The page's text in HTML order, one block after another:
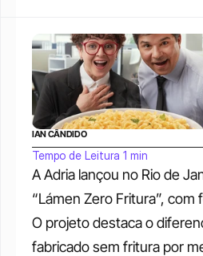
A Adria lançou no Rio de
“Lámen Zero Fritura”, com
O projeto destaca o
fabricado sem fritura por
IAN CÂNDIDO
Tempo de Leitura 1 min